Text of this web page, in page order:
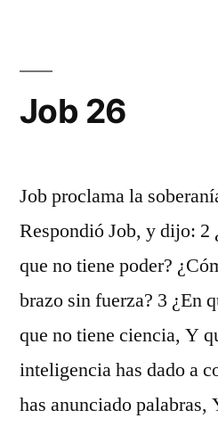
Job 26
Job proclama la
Respondió Job, y dijo: 2
que no tiene poder?
brazo sin fuerza? 3 ¿En
que no tiene ciencia, Y
inteligencia has dado a
has anunciado